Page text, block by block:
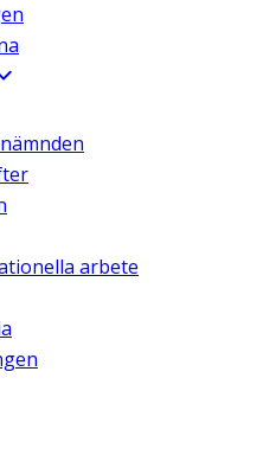
arbete